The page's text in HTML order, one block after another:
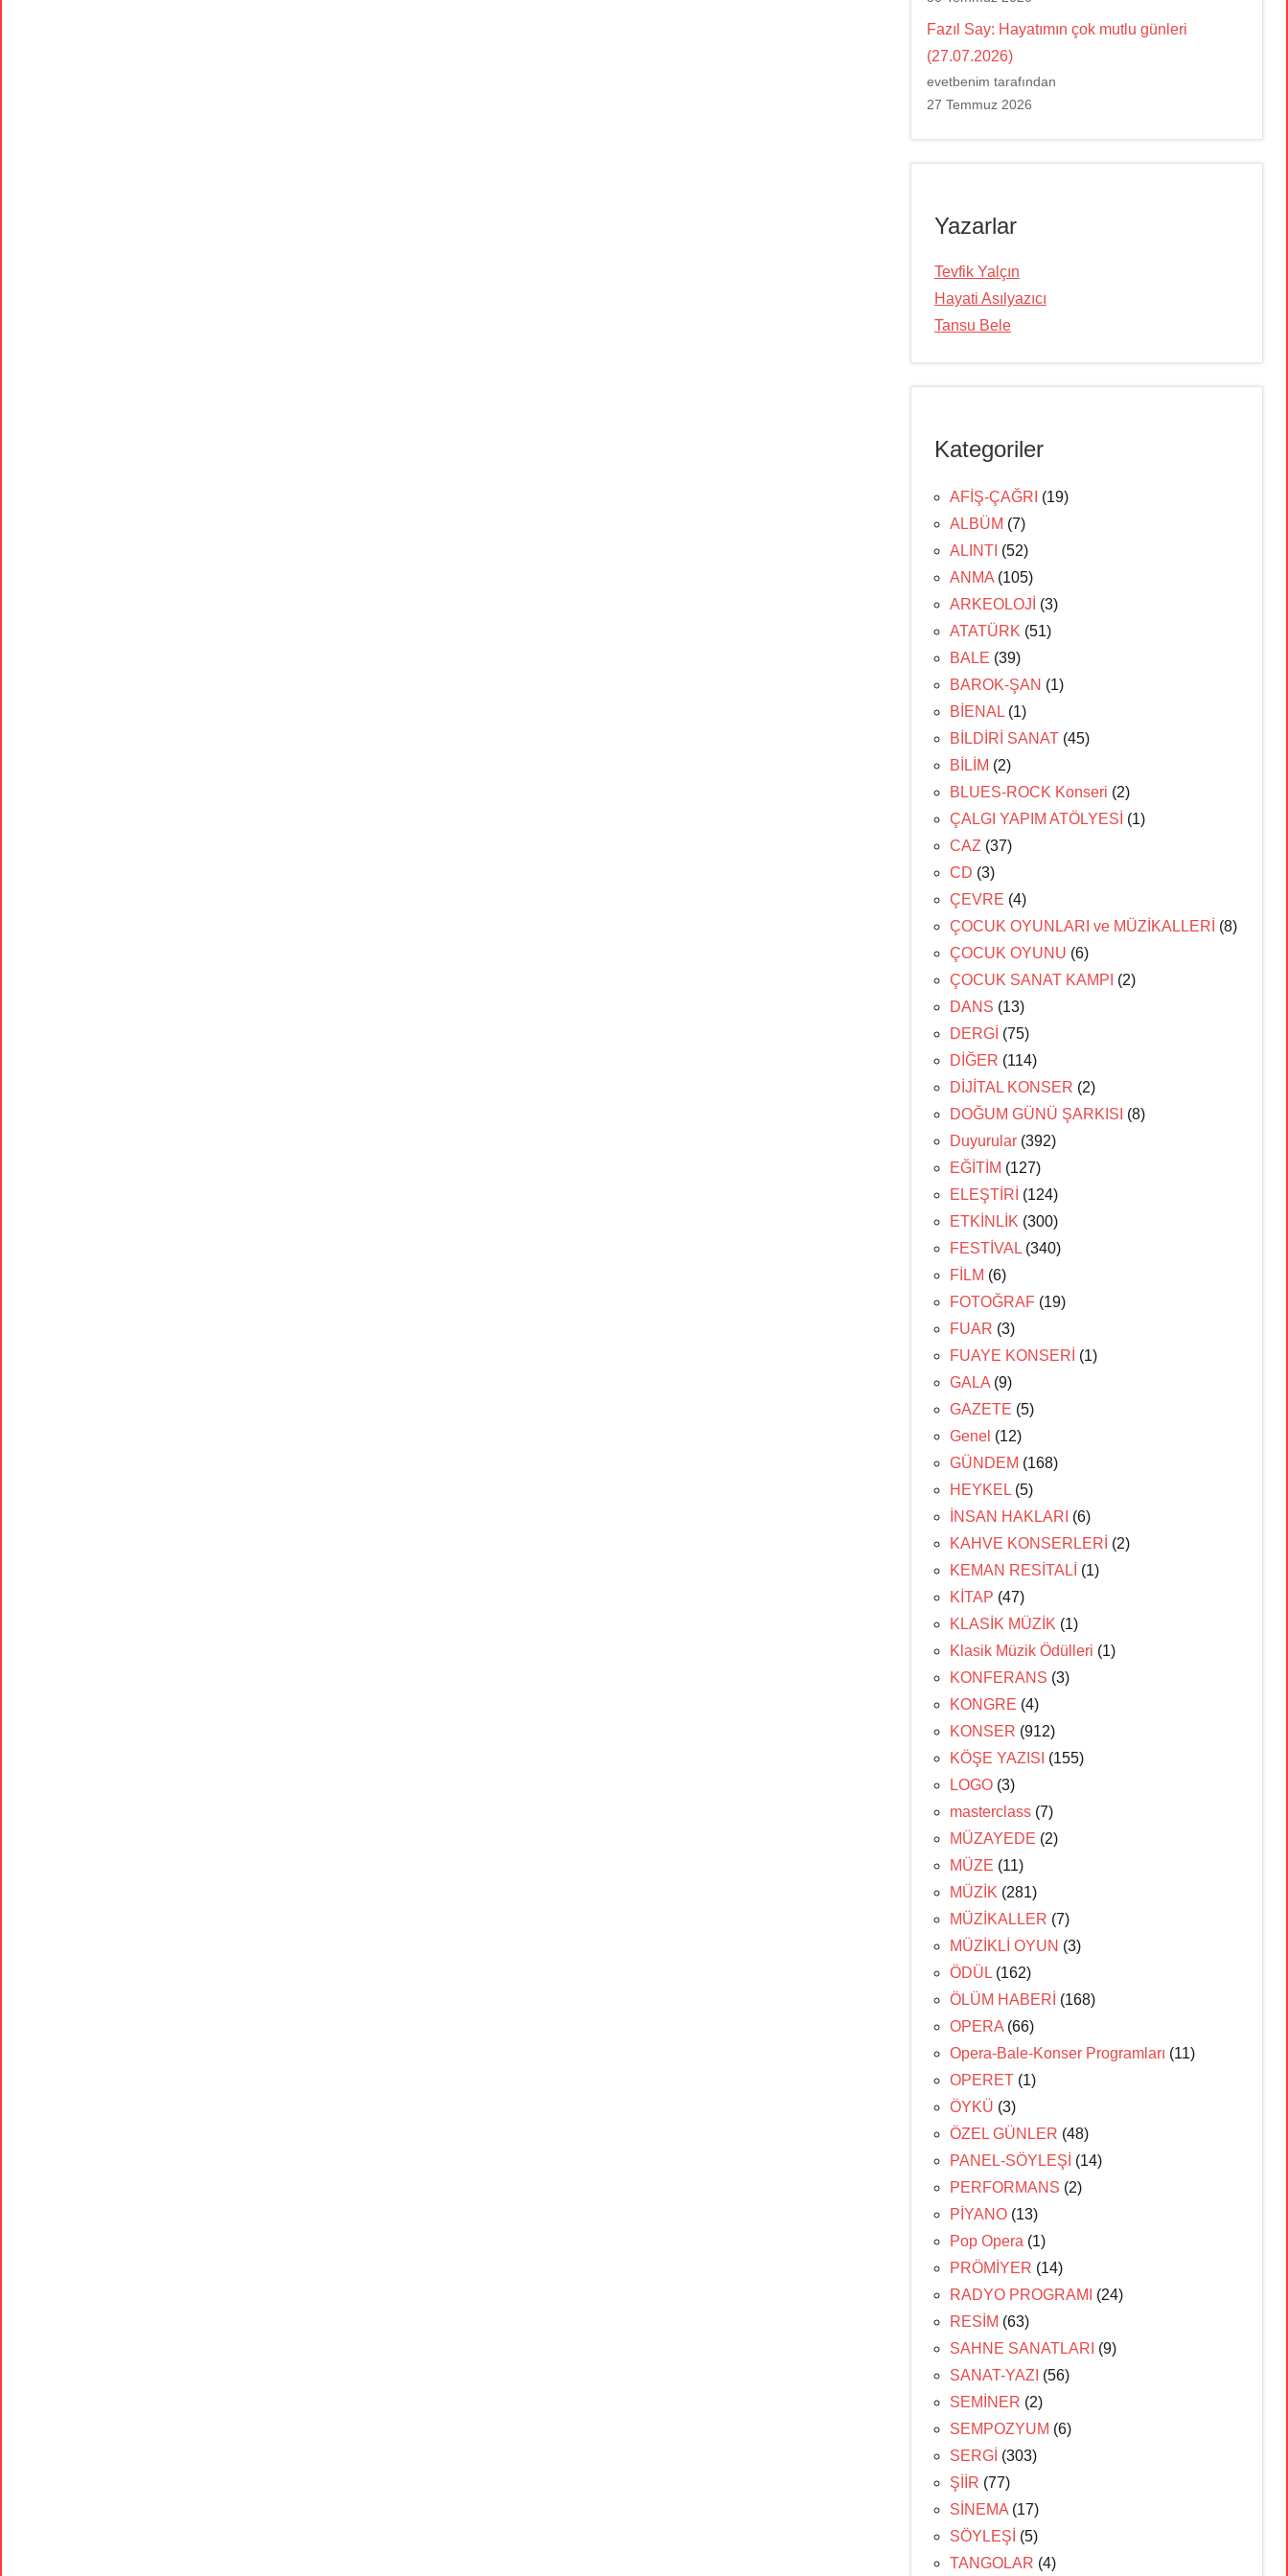
Fazıl Say: Hayatımın çok mutlu günleri
(27.07.2026)
evetbenim tarafından
27 Temmuz 2026
Yazarlar
Tevfik Yalçın
Hayati Asılyazıcı
Tansu Bele
Kategoriler
AFİŞ-ÇAĞRI (19)
ALBÜM (7)
ALINTI (52)
ANMA (105)
ARKEOLOJİ (3)
ATATÜRK (51)
BALE (39)
BAROK-ŞAN (1)
BİENAL (1)
BİLDİRİ SANAT (45)
BİLİM (2)
BLUES-ROCK Konseri (2)
ÇALGI YAPIM ATÖLYESİ (1)
CAZ (37)
CD (3)
ÇEVRE (4)
ÇOCUK OYUNLARI ve MÜZİKALLERİ (8)
ÇOCUK OYUNU (6)
ÇOCUK SANAT KAMPI (2)
DANS (13)
DERGİ (75)
DİĞER (114)
DİJİTAL KONSER (2)
DOĞUM GÜNÜ ŞARKISI (8)
Duyurular (392)
EĞİTİM (127)
ELEŞTİRİ (124)
ETKİNLİK (300)
FESTİVAL (340)
FİLM (6)
FOTOĞRAF (19)
FUAR (3)
FUAYE KONSERİ (1)
GALA (9)
GAZETE (5)
Genel (12)
GÜNDEM (168)
HEYKEL (5)
İNSAN HAKLARI (6)
KAHVE KONSERLERİ (2)
KEMAN RESİTALİ (1)
KİTAP (47)
KLASİK MÜZİK (1)
Klasik Müzik Ödülleri (1)
KONFERANS (3)
KONGRE (4)
KONSER (912)
KÖŞE YAZISI (155)
LOGO (3)
masterclass (7)
MÜZAYEDE (2)
MÜZE (11)
MÜZİK (281)
MÜZİKALLER (7)
MÜZİKLİ OYUN (3)
ÖDÜL (162)
ÖLÜM HABERİ (168)
OPERA (66)
Opera-Bale-Konser Programları (11)
OPERET (1)
ÖYKÜ (3)
ÖZEL GÜNLER (48)
PANEL-SÖYLEŞİ (14)
PERFORMANS (2)
PİYANO (13)
Pop Opera (1)
PRÖMİYER (14)
RADYO PROGRAMI
(24)
RESİM (63)
SAHNE SANATLARI (9)
SANAT-YAZI (56)
SEMİNER (2)
SEMPOZYUM (6)
SERGİ (303)
ŞİİR (77)
SİNEMA (17)
SÖYLEŞİ (5)
TANGOLAR (4)